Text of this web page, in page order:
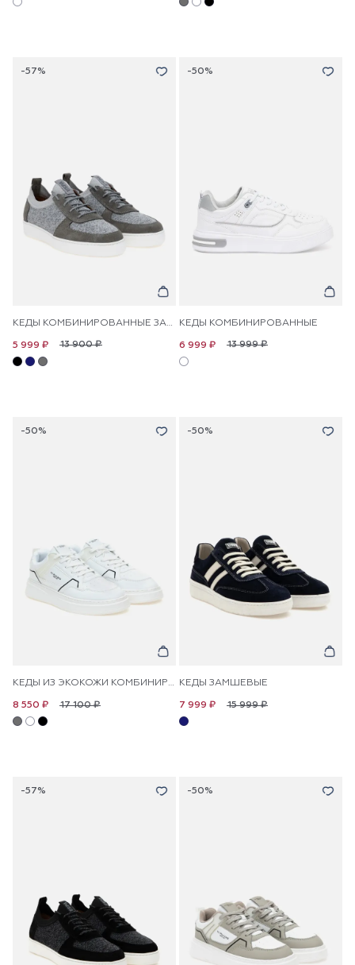
-57%
КЕДЫ КОМБИНИРОВАННЫЕ ЗАМШЕВЫЕ
13 900 ₽
5 999 ₽
-50%
КЕДЫ КОМБИНИРОВАННЫЕ
13 999 ₽
6 999 ₽
-50%
КЕДЫ ИЗ ЭКОКОЖИ КОМБИНИРОВАННЫЕ
17 100 ₽
8 550 ₽
-50%
КЕДЫ ЗАМШЕВЫЕ
15 999 ₽
7 999 ₽
-57% -50%